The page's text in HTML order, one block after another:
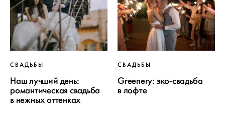
СВАДЬБЫ
Наш лучший день:
романтическая свадьба
в нежных оттенках
СВАДЬБЫ
Greenery: эко-свадьба
в лофте